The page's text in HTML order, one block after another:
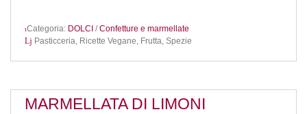
Categoria: DOLCI /Confetture e marmellate
Pasticceria, Ricette Vegane, Frutta, Spezie
MARMELLATA DI LIMONI